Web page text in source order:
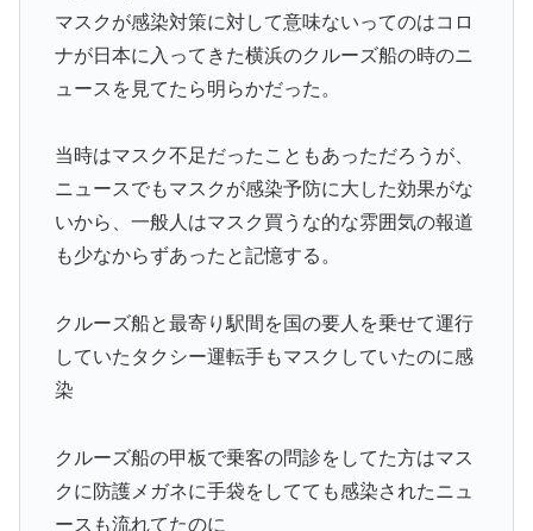
マスクが感染対策に対して意味ないってのはコロ
ナが日本に入ってきた横浜のクルーズ船の時のニ
ュースを見てたら明らかだった。
当時はマスク不足だったこともあっただろうが、
ニュースでもマスクが感染予防に大した効果がな
いから、一般人はマスク買うな的な雰囲気の報道
も少なからずあったと記憶する。
クルーズ船と最寄り駅間を国の要人を乗せて運行
していたタクシー運転手もマスクしていたのに感
染
クルーズ船の甲板で乗客の問診をしてた方はマス
クに防護メガネに手袋をしてても感染されたニュ
ースも流れてたのに